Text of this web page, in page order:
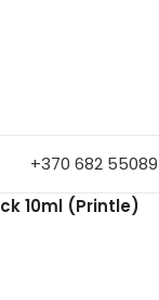
+370 682 55089
10ml (Printle)